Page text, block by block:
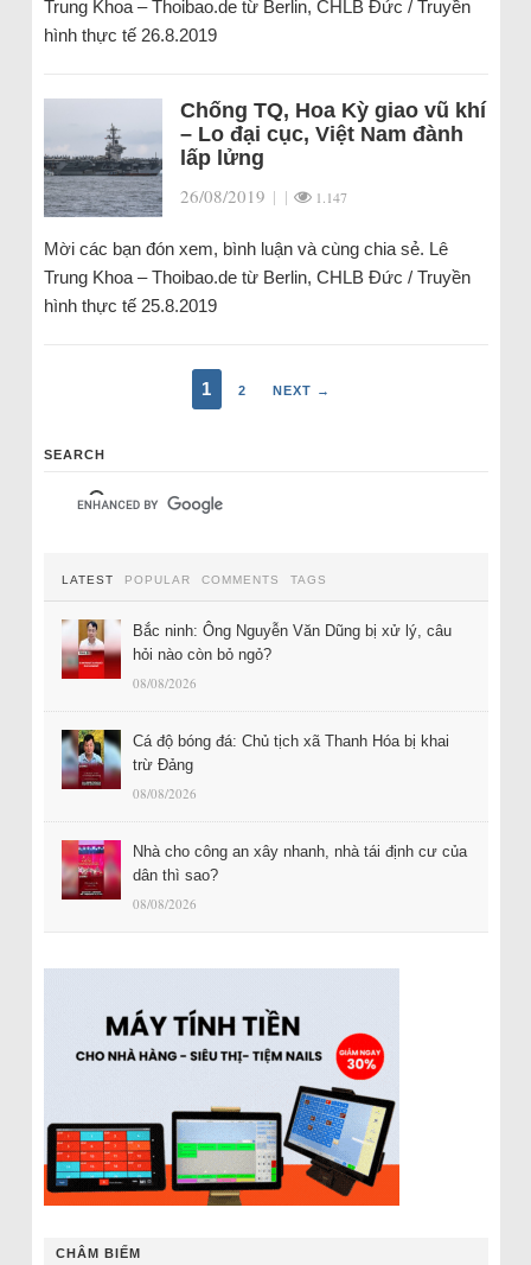
Trung Khoa – Thoibao.de từ Berlin, CHLB Đức / Truyền
hình thực tế 26.8.2019
Chống TQ, Hoa Kỳ giao vũ khí
– Lo đại cục, Việt Nam đành
lấp lửng
26/08/2019 | | 1.147
Mời các bạn đón xem, bình luận và cùng chia sẻ. Lê
Trung Khoa – Thoibao.de từ Berlin, CHLB Đức / Truyền
hình thực tế 25.8.2019
1 2 NEXT →
SEARCH
LATEST POPULAR COMMENTS TAGS
Bắc ninh: Ông Nguyễn Văn Dũng bị xử lý, câu
hỏi nào còn bỏ ngỏ?
08/08/2026
Cá độ bóng đá: Chủ tịch xã Thanh Hóa bị khai
trừ Đảng
08/08/2026
Nhà cho công an xây nhanh, nhà tái định cư của
dân thì sao?
08/08/2026
CHÂM BIẾM